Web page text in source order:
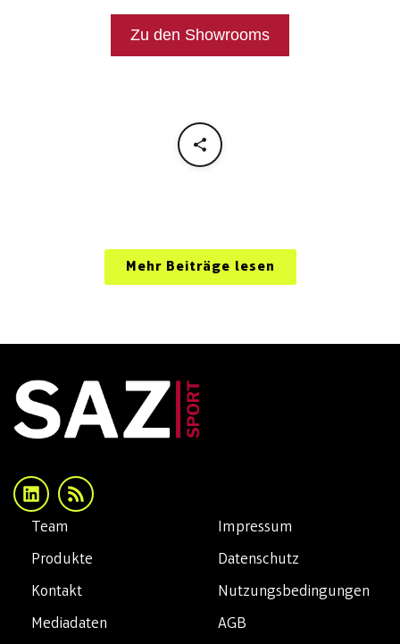
Zu den Showrooms
Mehr Beiträge lesen
Impressum
Datenschutz
Nutzungsbedingungen
AGB
Team
Produkte
Kontakt
Mediadaten